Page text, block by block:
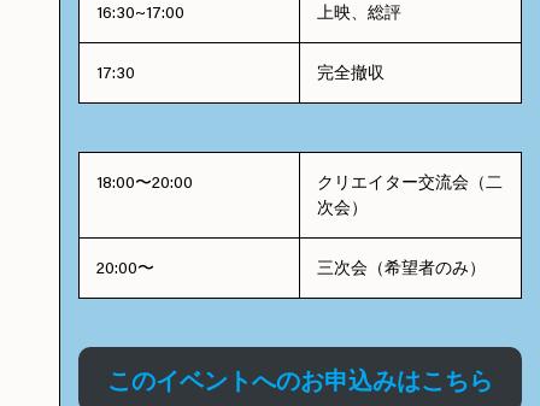
16:30~17:00 上映、総評
17:30 完全撤収
18:00〜20:00
クリエイター交流会（二
次会）
20:00〜 三次会（希望者のみ）
このイベントへのお申込みはこちら